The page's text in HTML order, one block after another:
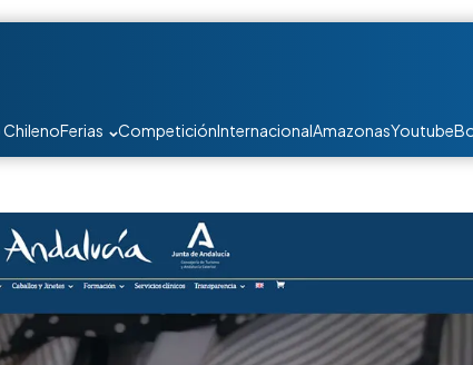
ChilenoFerias CompeticiónInternacionalAmazonasYoutube